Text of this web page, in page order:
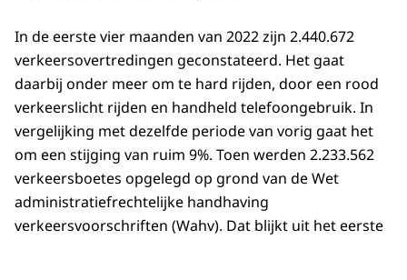
In de eerste vier maanden van 2022 zijn 2.440.672
verkeersovertredingen geconstateerd. Het gaat
daarbij onder meer om te hard rijden, door een rood
verkeerslicht rijden en handheld telefoongebruik. In
vergelijking met dezelfde periode van vorig gaat het
om een stijging van ruim 9%. Toen werden 2.233.562
verkeersboetes opgelegd op grond van de Wet
administratiefrechtelijke handhaving
verkeersvoorschriften (Wahv). Dat blijkt uit het eerste